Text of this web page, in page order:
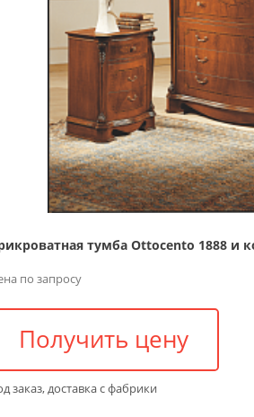
тумба Ottocento 1888 и
по запросу
Получить цену
заказ, доставка с фабрики